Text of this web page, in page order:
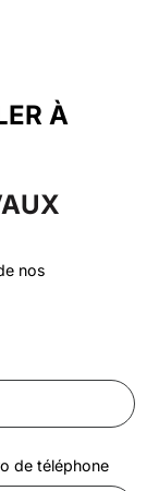
À
nos
de téléphone